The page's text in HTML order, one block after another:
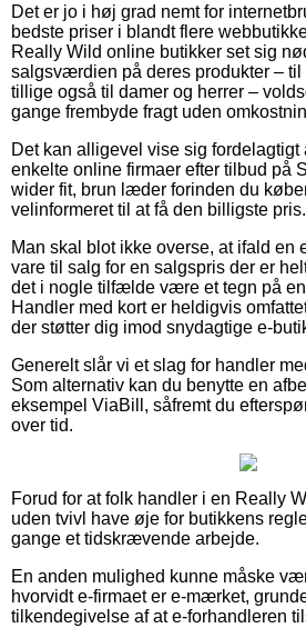
Det er jo i høj grad nemt for
bedste priser i blandt flere
Really Wild online butikker set sig
salgsværdien på deres produkter – til
tillige også til damer og herrer –
gange frembyde fragt uden
Det kan alligevel vise sig fordelagtigt
enkelte online firmaer efter tilbud på
wider fit, brun læder forinden du
velinformeret til at få den billigste pris.
Man skal blot ikke overse, at ifald en
vare til salg for en salgspris der er
det i nogle tilfælde være et tegn på
Handler med kort er heldigvis
der støtter dig imod snydagtige e-
Generelt slår vi et slag for handler
Som alternativ kan du benytte en
eksempel ViaBill, såfremt du
over tid.
Forud for at folk handler i en Really
uden tvivl have øje for butikkens
gange et tidskrævende arbejde.
En anden mulighed kunne måske
hvorvidt e-firmaet er e-mærket,
tilkendegivelse af at e-forhandleren